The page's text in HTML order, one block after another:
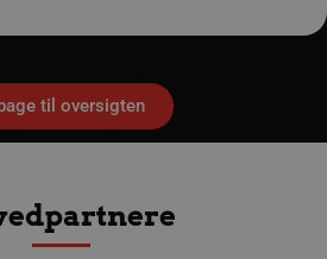
til oversigten
YouTube
.youtube.com